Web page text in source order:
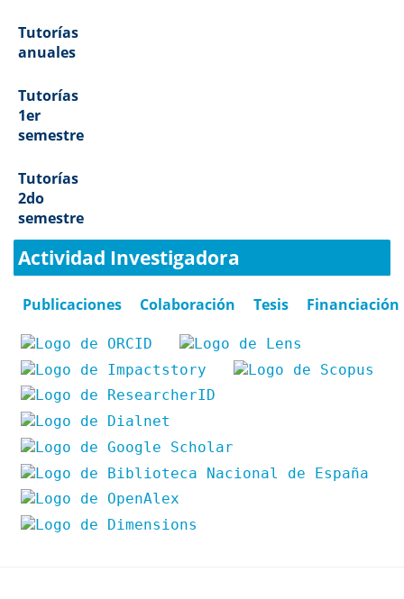
Tutorías
anuales
Tutorías
1er
semestre
Tutorías
2do
semestre
Actividad Investigadora
Publicaciones Colaboración Tesis Financiación